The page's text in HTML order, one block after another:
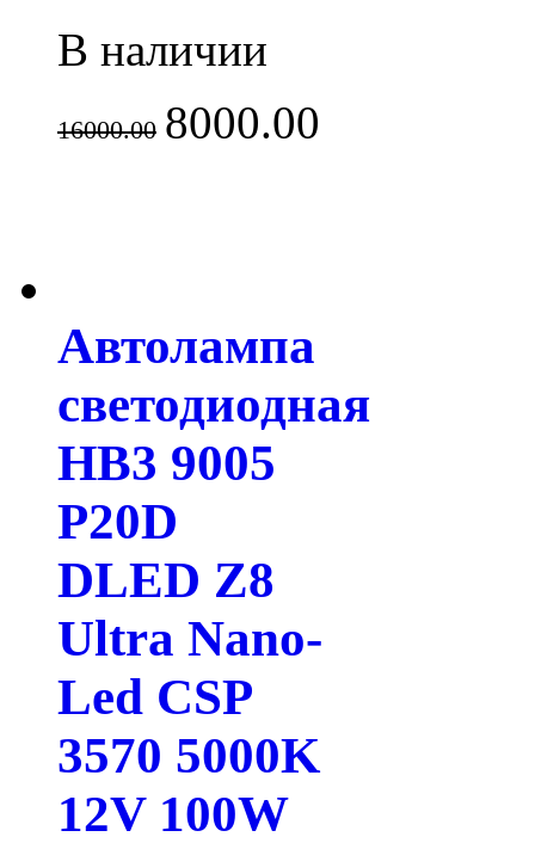
В наличии
16000.00 8000.00
Автолампа
светодиодная
HB3 9005
P20D
DLED Z8
Ultra Nano-
Led CSP
3570 5000K
12V 100W